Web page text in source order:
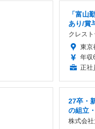
「富山
あり/賞
クレス
東京
年収
正社
27卒・
の組立
株式会